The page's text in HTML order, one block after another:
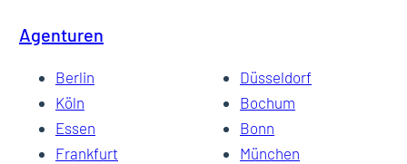
Agenturen
Berlin
Düsseldorf
Köln
Bochum
Essen
Bonn
Frankfurt
München